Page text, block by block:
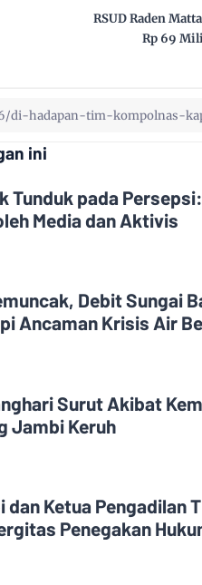
RSUD Raden
Rp 69
ini
Tunduk pada
Media dan Aktivis
Debit Sungai
Ancaman Krisis Air
Surut Akibat
Jambi Keruh
dan Ketua Pengadilan
Penegakan